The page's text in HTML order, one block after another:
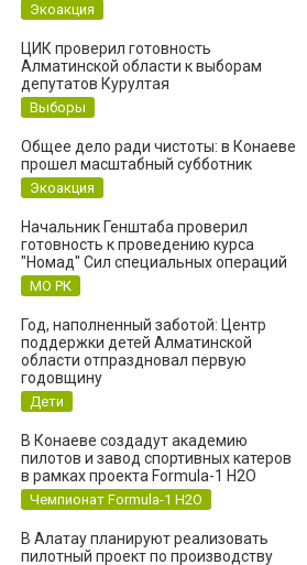
Экоакция
ЦИК проверил готовность
Алматинской области к выборам
депутатов Курултая
Выборы
Общее дело ради чистоты: в Конаеве
прошел масштабный субботник
Экоакция
Начальник Генштаба проверил
готовность к проведению курса
"Номад" Сил специальных операций
МО РК
Год, наполненный заботой: Центр
поддержки детей Алматинской
области отпраздновал первую
годовщину
Дети
В Конаеве создадут академию
пилотов и завод спортивных катеров
в рамках проекта Formula-1 H2O
Чемпионат Formula-1 H2O
В Алатау планируют реализовать
пилотный проект по производству